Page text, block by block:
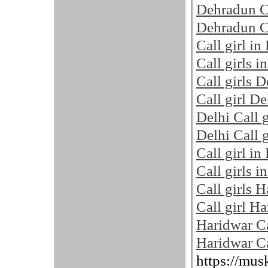
Dehradun
Dehradun
Call girl in
Call girls
Call girls
Call girl
Delhi Call
Delhi Call
Call girl in
Call girls
Call girls
Call girl
Haridwar
Haridwar
https://